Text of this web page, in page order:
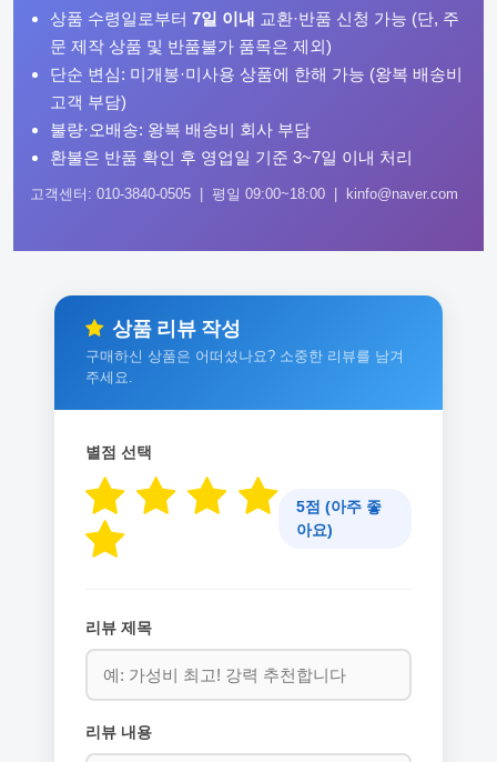
상품 수령일로부터 7일 이내 교환·반품 신청 가능 (단, 주
문 제작 상품 및 반품불가 품목은 제외)
단순 변심: 미개봉·미사용 상품에 한해 가능 (왕복 배송비
고객 부담)
불량·오배송: 왕복 배송비 회사 부담
환불은 반품 확인 후 영업일 기준 3~7일 이내 처리
고객센터: 010-3840-0505 | 평일 09:00~18:00 | kinfo@naver.com
상품 리뷰 작성
구매하신 상품은 어떠셨나요? 소중한 리뷰를 남겨
주세요.
별점 선택
5점 (아주 좋
아요)
리뷰 제목
리뷰 내용